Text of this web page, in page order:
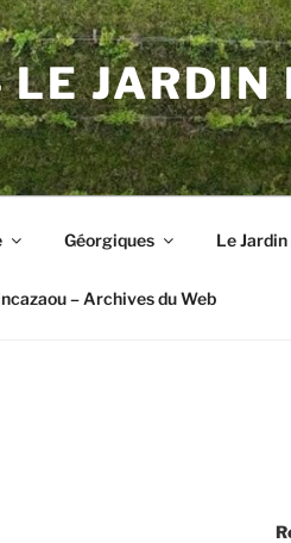
JARDIN
Géorgiques Le Jardin
– Archives du Web